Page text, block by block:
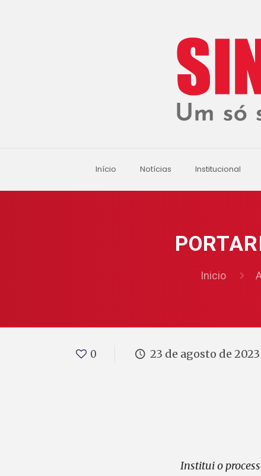
Início Notícias Institucional
Inicio
0 23 de agosto de 2023
Institui o